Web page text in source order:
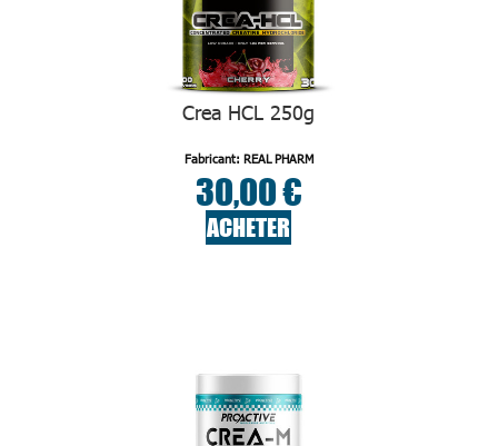
Crea HCL 250g
Fabricant: REAL PHARM
30,00 €
ACHETER